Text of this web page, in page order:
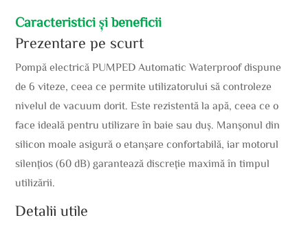
Caracteristici și beneficii
Prezentare pe scurt
Pompă electrică PUMPED Automatic Waterproof dispune
de 6 viteze, ceea ce permite utilizatorului să controleze
nivelul de vacuum dorit. Este rezistentă la apă, ceea ce o
face ideală pentru utilizare în baie sau duș. Manșonul din
silicon moale asigură o etanșare confortabilă, iar motorul
silențios (60 dB) garantează discreție maximă în timpul
utilizării.
Detalii utile